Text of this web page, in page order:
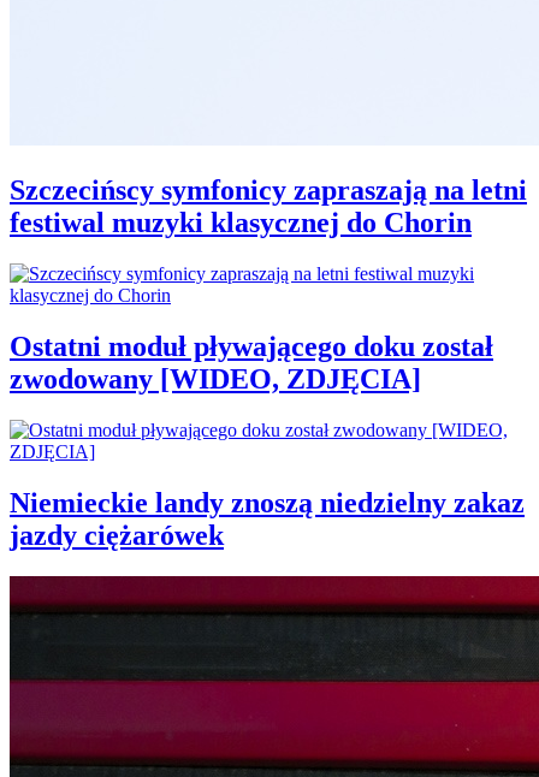
Szczecińscy symfonicy zapraszają na letni
festiwal muzyki klasycznej do Chorin
Ostatni moduł pływającego doku został
zwodowany [WIDEO, ZDJĘCIA]
Niemieckie landy znoszą niedzielny zakaz
jazdy ciężarówek